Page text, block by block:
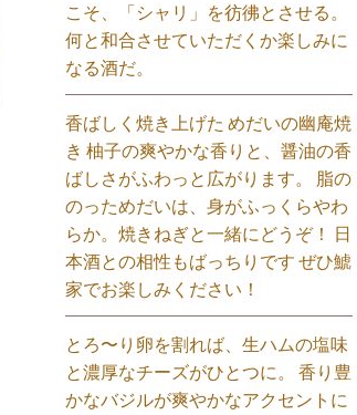
こそ、「シャリ」を彷彿とさせる。
何と和合させていただくか楽しみに
なる酒だ。⁡
香ばしく焼き上げた めだいの幽庵焼
き 柚子の爽やかな香りと、醤油の香
ばしさがふわっと広がります。 脂の
のっためだいは、身がふっくらやわ
らか。焼きねぎと一緒にどうぞ！ 日
本酒との相性もばっちりです ぜひ鯱
家でお楽しみください！⁡
とろ〜り卵を割れば、生ハムの塩味
と濃厚なチーズがひとつに。 香り豊
かなバジルが爽やかなアクセントに